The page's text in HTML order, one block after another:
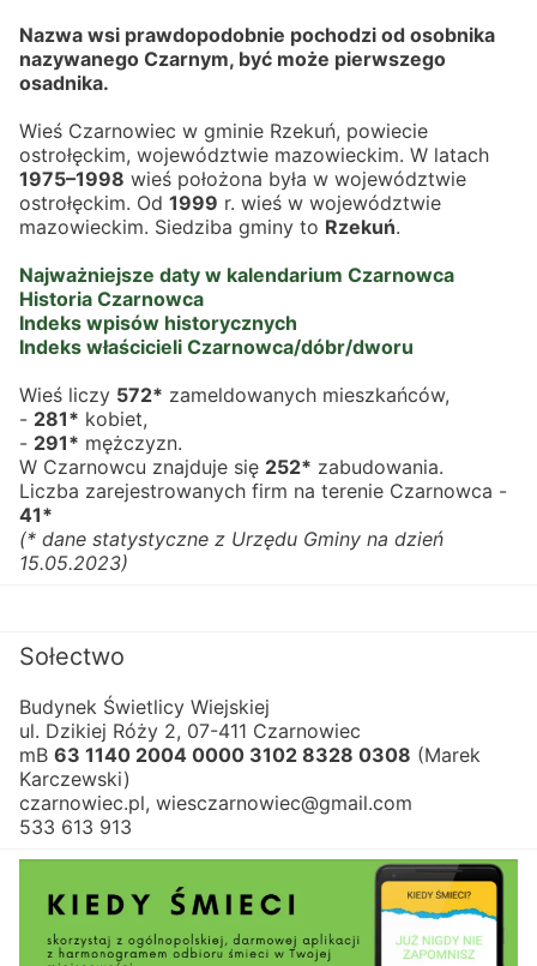
Nazwa wsi prawdopodobnie pochodzi od osobnika
nazywanego Czarnym, być może pierwszego
osadnika.
Wieś Czarnowiec w gminie Rzekuń, powiecie
1975–1998 wieś położona była w województwie
ostrołęckim. Od 1999 r. wieś w województwie
mazowieckim. Siedziba gminy to Rzekuń.
Najważniejsze daty w kalendarium Czarnowca
Historia Czarnowca
Indeks wpisów historycznych
Indeks właścicieli Czarnowca/dóbr/dworu
Wieś liczy 572* zameldowanych mieszkańców,
- 281* kobiet,
- 291* mężczyzn.
W Czarnowcu znajduje się 252* zabudowania.
41*
(* dane statystyczne z Urzędu Gminy na dzień
15.05.2023)
Sołectwo
Budynek Świetlicy Wiejskiej
ul. Dzikiej Róży 2, 07-411 Czarnowiec
mB 63 1140 2004 0000 3102 8328 0308 (Marek
Karczewski)
czarnowiec.pl, wiesczarnowiec@gmail.com
533 613 913